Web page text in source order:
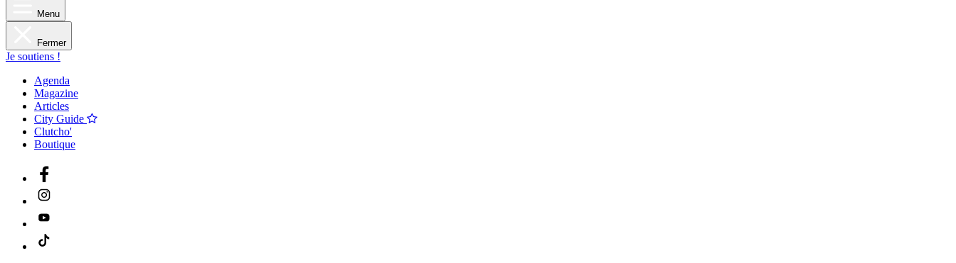
Menu
Fermer
Je soutiens !
Agenda
Magazine
Articles
City Guide
Clutcho'
Boutique